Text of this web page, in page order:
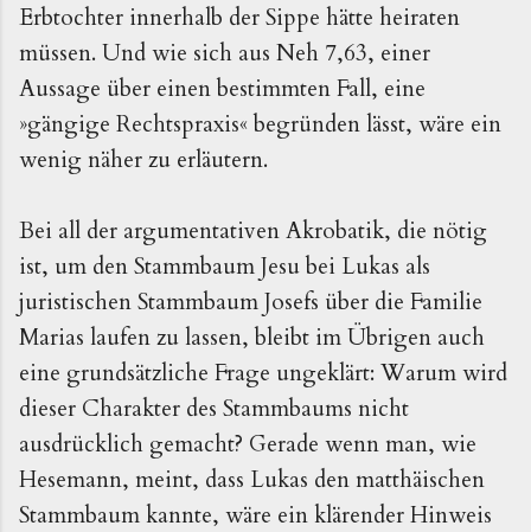
Erbtochter innerhalb der Sippe hätte heiraten
müssen. Und wie sich aus Neh 7,63, einer
Aussage über einen bestimmten Fall, eine
»gängige Rechtspraxis« begründen lässt, wäre ein
wenig näher zu erläutern.
Bei all der argumentativen Akrobatik, die nötig
ist, um den Stammbaum Jesu bei Lukas als
juristischen Stammbaum Josefs über die Familie
Marias laufen zu lassen, bleibt im Übrigen auch
eine grundsätzliche Frage ungeklärt: Warum wird
dieser Charakter des Stammbaums nicht
ausdrücklich gemacht? Gerade wenn man, wie
Hesemann, meint, dass Lukas den matthäischen
Stammbaum kannte, wäre ein klärender Hinweis